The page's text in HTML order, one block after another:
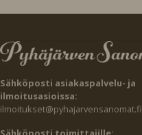
Sähköposti asiakaspalvelu- ja
ilmoitusasioissa:
ilmoitukset@pyhajarvensanomat.fi